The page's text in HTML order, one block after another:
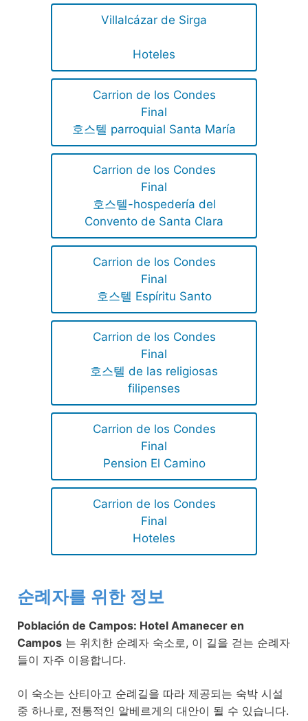
Villalcázar de Sirga
Hoteles
Carrion de los Condes
Final
호스텔 parroquial Santa María
Carrion de los Condes
Final
호스텔-hospedería del
Convento de Santa Clara
Carrion de los Condes
Final
호스텔 Espíritu Santo
Carrion de los Condes
Final
호스텔 de las religiosas
filipenses
Carrion de los Condes
Final
Pension El Camino
Carrion de los Condes
Final
Hoteles
순례자를 위한 정보
Población de Campos: Hotel Amanecer en
Campos 는 위치한 순례자 숙소로, 이 길을 걷는 순례자
들이 자주 이용합니다.
이 숙소는 산티아고 순례길을 따라 제공되는 숙박 시설
중 하나로, 전통적인 알베르게의 대안이 될 수 있습니다.